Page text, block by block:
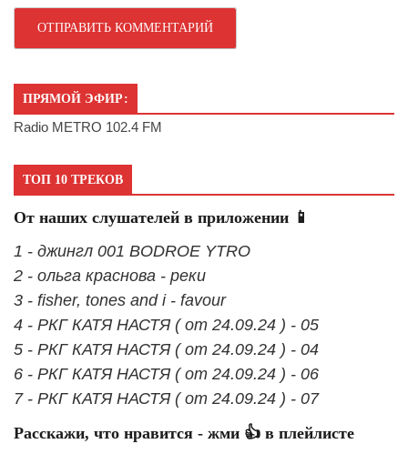
ПРЯМОЙ ЭФИР:
Radio METRO 102.4 FM
ТОП 10 ТРЕКОВ
От наших слушателей в приложении 📱
1 - джингл 001 BODROE YTRO
2 - ольга краснова - реки
3 - fisher, tones and i - favour
4 - РКГ КАТЯ НАСТЯ ( от 24.09.24 ) - 05
5 - РКГ КАТЯ НАСТЯ ( от 24.09.24 ) - 04
6 - РКГ КАТЯ НАСТЯ ( от 24.09.24 ) - 06
7 - РКГ КАТЯ НАСТЯ ( от 24.09.24 ) - 07
Расскажи, что нравится - жми 👍 в плейлисте